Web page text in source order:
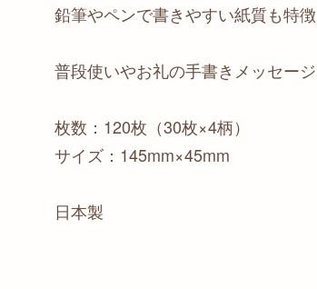
鉛筆やペンで書きやすい紙質も特
普段使いやお礼の手書きメッセー
枚数：120枚（30枚×4柄）
サイズ：145mm×45mm
日本製